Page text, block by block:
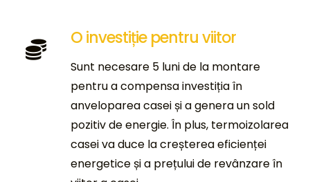
O investiție pentru viitor
Sunt necesare 5 luni de la montare
pentru a compensa investiția în
anveloparea casei și a genera un sold
pozitiv de energie. În plus, termoizolarea
casei va duce la creșterea eficienței
energetice și a prețului de revânzare în